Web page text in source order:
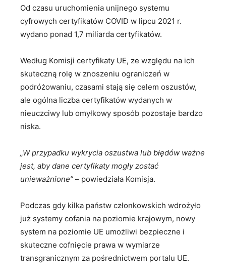
Od czasu uruchomienia unijnego systemu
cyfrowych certyfikatów COVID w lipcu 2021 r.
wydano ponad 1,7 miliarda certyfikatów.
Według Komisji certyfikaty UE, ze względu na ich
skuteczną rolę w znoszeniu ograniczeń w
podróżowaniu, czasami stają się celem oszustów,
ale ogólna liczba certyfikatów wydanych w
nieuczciwy lub omyłkowy sposób pozostaje bardzo
niska.
„W przypadku wykrycia oszustwa lub błędów ważne
jest, aby dane certyfikaty mogły zostać
unieważnione” – powiedziała Komisja.
Podczas gdy kilka państw członkowskich wdrożyło
już systemy cofania na poziomie krajowym, nowy
system na poziomie UE umożliwi bezpieczne i
skuteczne cofnięcie prawa w wymiarze
transgranicznym za pośrednictwem portalu UE.